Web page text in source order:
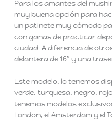
Para los amantes del
muy buena opción para
un patinete muy cómodo
con ganas de practicar
ciudad. A diferencia de
delantera de 16″ y una
Este modelo, lo tenemos
verde, turquesa, negro,
tenemos modelos
London, el Amsterdam y el